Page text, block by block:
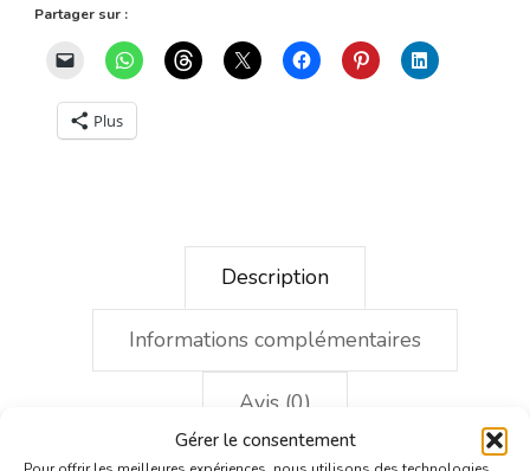
Gérer le consentement
Dessiner
les
visages
Partager sur :
Plus
Description
Informations complémentaires
Avis (0)